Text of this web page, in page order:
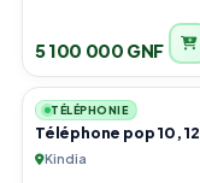
5 100 000 GNF
TÉLÉPHONIE
Téléphone pop 10,
Kindia